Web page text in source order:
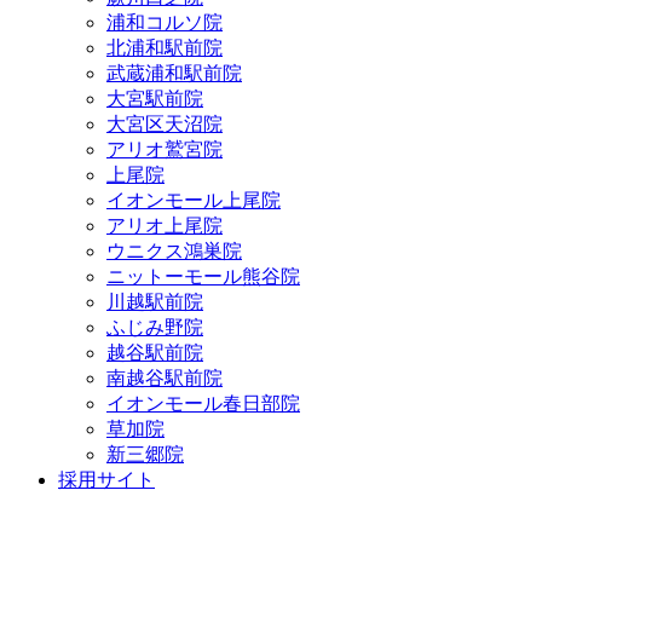
浦和コルソ院
北浦和駅前院
武蔵浦和駅前院
大宮駅前院
大宮区天沼院
アリオ鷲宮院
上尾院
イオンモール上尾院
アリオ上尾院
ウニクス鴻巣院
ニットーモール熊谷院
川越駅前院
ふじみ野院
越谷駅前院
南越谷駅前院
イオンモール春日部院
草加院
新三郷院
採用サイト